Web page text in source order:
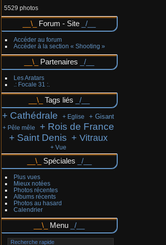
5529 photos
Forum - Site
Accéder au forum
Accéder à la section « Shooting »
Partenaires
Les Aratars
.: Focale 31 :.
Tags liés
+ Cathédrale + Eglise + Gisant
+ Pêle mêle
+ Rois de France
+ Saint Denis + Vitraux
+ Vue
Spéciales
Plus vues
Mieux notées
Photos récentes
Albums récents
Photos au hasard
Calendrier
Menu